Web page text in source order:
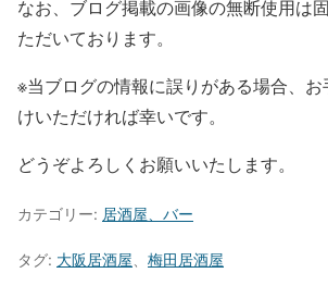
なお、ブログ掲載の画像の無断使用は
ただいております。
※当ブログの情報に誤りがある場合、
けいただければ幸いです。
どうぞよろしくお願いいたします。
カテゴリー: 居酒屋、バー
タグ: 大阪居酒屋 梅田居酒屋